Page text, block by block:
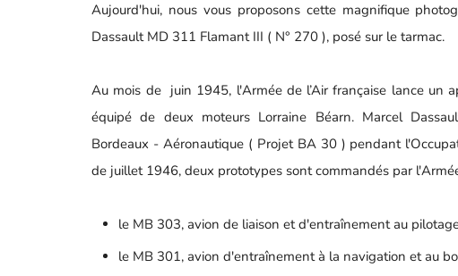
Aujourd'hui, nous vous proposons cette magnifique
Dassault MD 311 Flamant III ( N° 270 ), posé sur le tarmac.
Au mois de juin 1945, l'Armée de l’Air française lance un
équipé de deux moteurs Lorraine Béarn. Marcel
Bordeaux - Aéronautique ( Projet BA 30 ) pendant
de juillet 1946, deux prototypes sont commandés par
le MB 303, avion de liaison et d'entraînement au
le MB 301, avion d'entraînement à la navigation et au